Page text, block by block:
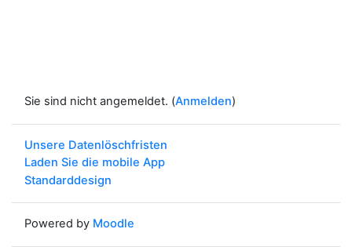
Sie sind nicht angemeldet. (Anmelden)
Unsere Datenlöschfristen
Laden Sie die mobile App
Standarddesign
Powered by Moodle